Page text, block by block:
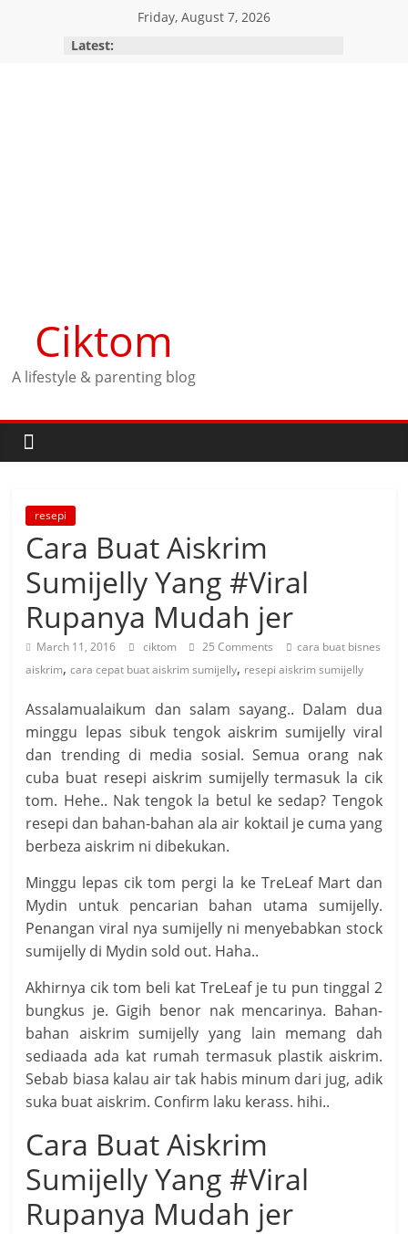
Friday, August 7, 2026
Latest:
Ciktom
A lifestyle & parenting blog
resepi
Cara Buat Aiskrim
Sumijelly Yang #Viral
Rupanya Mudah jer
March 11, 2016 ciktom 25 Comments
cara buat bisnes
aiskrim,cara cepat buat aiskrim sumijelly, resepi aiskrim sumijelly
Assalamualaikum dan salam sayang.. Dalam dua
minggu lepas sibuk tengok aiskrim sumijelly viral
dan trending di media sosial. Semua orang nak
cuba buat resepi aiskrim sumijelly termasuk la cik
tom. Hehe.. Nak tengok la betul ke sedap? Tengok
resepi dan bahan-bahan ala air koktail je cuma yang
berbeza aiskrim ni dibekukan.
Minggu lepas cik tom pergi la ke TreLeaf Mart dan
Mydin untuk pencarian bahan utama sumijelly.
Penangan viral nya sumijelly ni menyebabkan stock
sumijelly di Mydin sold out. Haha..
Akhirnya cik tom beli kat TreLeaf je tu pun tinggal 2
bungkus je. Gigih benor nak mencarinya. Bahan-
bahan aiskrim sumijelly yang lain memang dah
sediaada ada kat rumah termasuk plastik aiskrim.
Sebab biasa kalau air tak habis minum dari jug, adik
suka buat aiskrim. Confirm laku kerass. hihi..
Cara Buat Aiskrim
Sumijelly Yang #Viral
Rupanya Mudah jer